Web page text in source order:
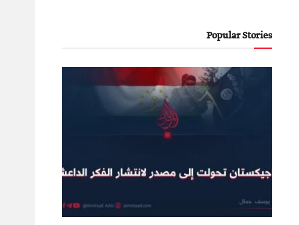
Popular Stories